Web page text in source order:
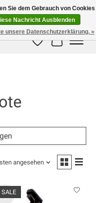
011
Wunschzettel
Ihr
angesehen
SALE
Sie dem Gebrauch von Cookies
Nachricht Ausblenden
unsere Datenschutzerklärung. »